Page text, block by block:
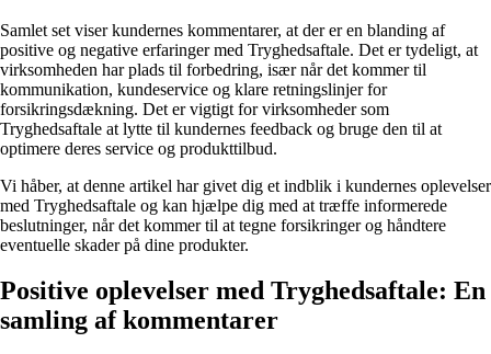
Samlet set viser kundernes kommentarer, at der er en blanding af
positive og negative erfaringer med Tryghedsaftale. Det er tydeligt, at
virksomheden har plads til forbedring, især når det kommer til
kommunikation, kundeservice og klare retningslinjer for
forsikringsdækning. Det er vigtigt for virksomheder som
Tryghedsaftale at lytte til kundernes feedback og bruge den til at
optimere deres service og produkttilbud.
Vi håber, at denne artikel har givet dig et indblik i kundernes oplevelser
med Tryghedsaftale og kan hjælpe dig med at træffe informerede
beslutninger, når det kommer til at tegne forsikringer og håndtere
eventuelle skader på dine produkter.
Positive oplevelser med Tryghedsaftale: En
samling af kommentarer